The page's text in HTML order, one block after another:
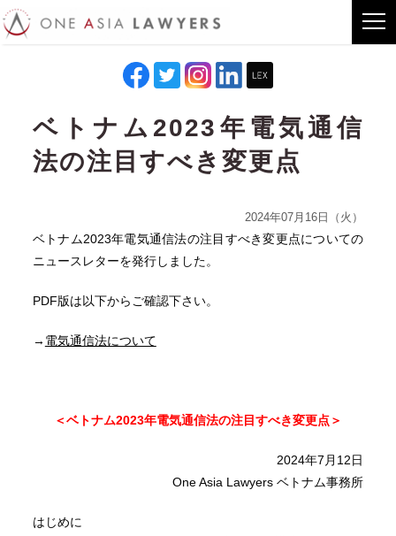
ベトナム2023年電気通信
法の注目すべき変更点
2024年07月16日（火）
ベトナム2023年電気通信法の注目すべき変更点についての
ニュースレターを発行しました。
PDF版は以下からご確認下さい。
→ 電気通信法について
＜ベトナム2023年電気通信法の注目すべき変更点＞
2024年7月12日
One Asia Lawyers ベトナム事務所
はじめに